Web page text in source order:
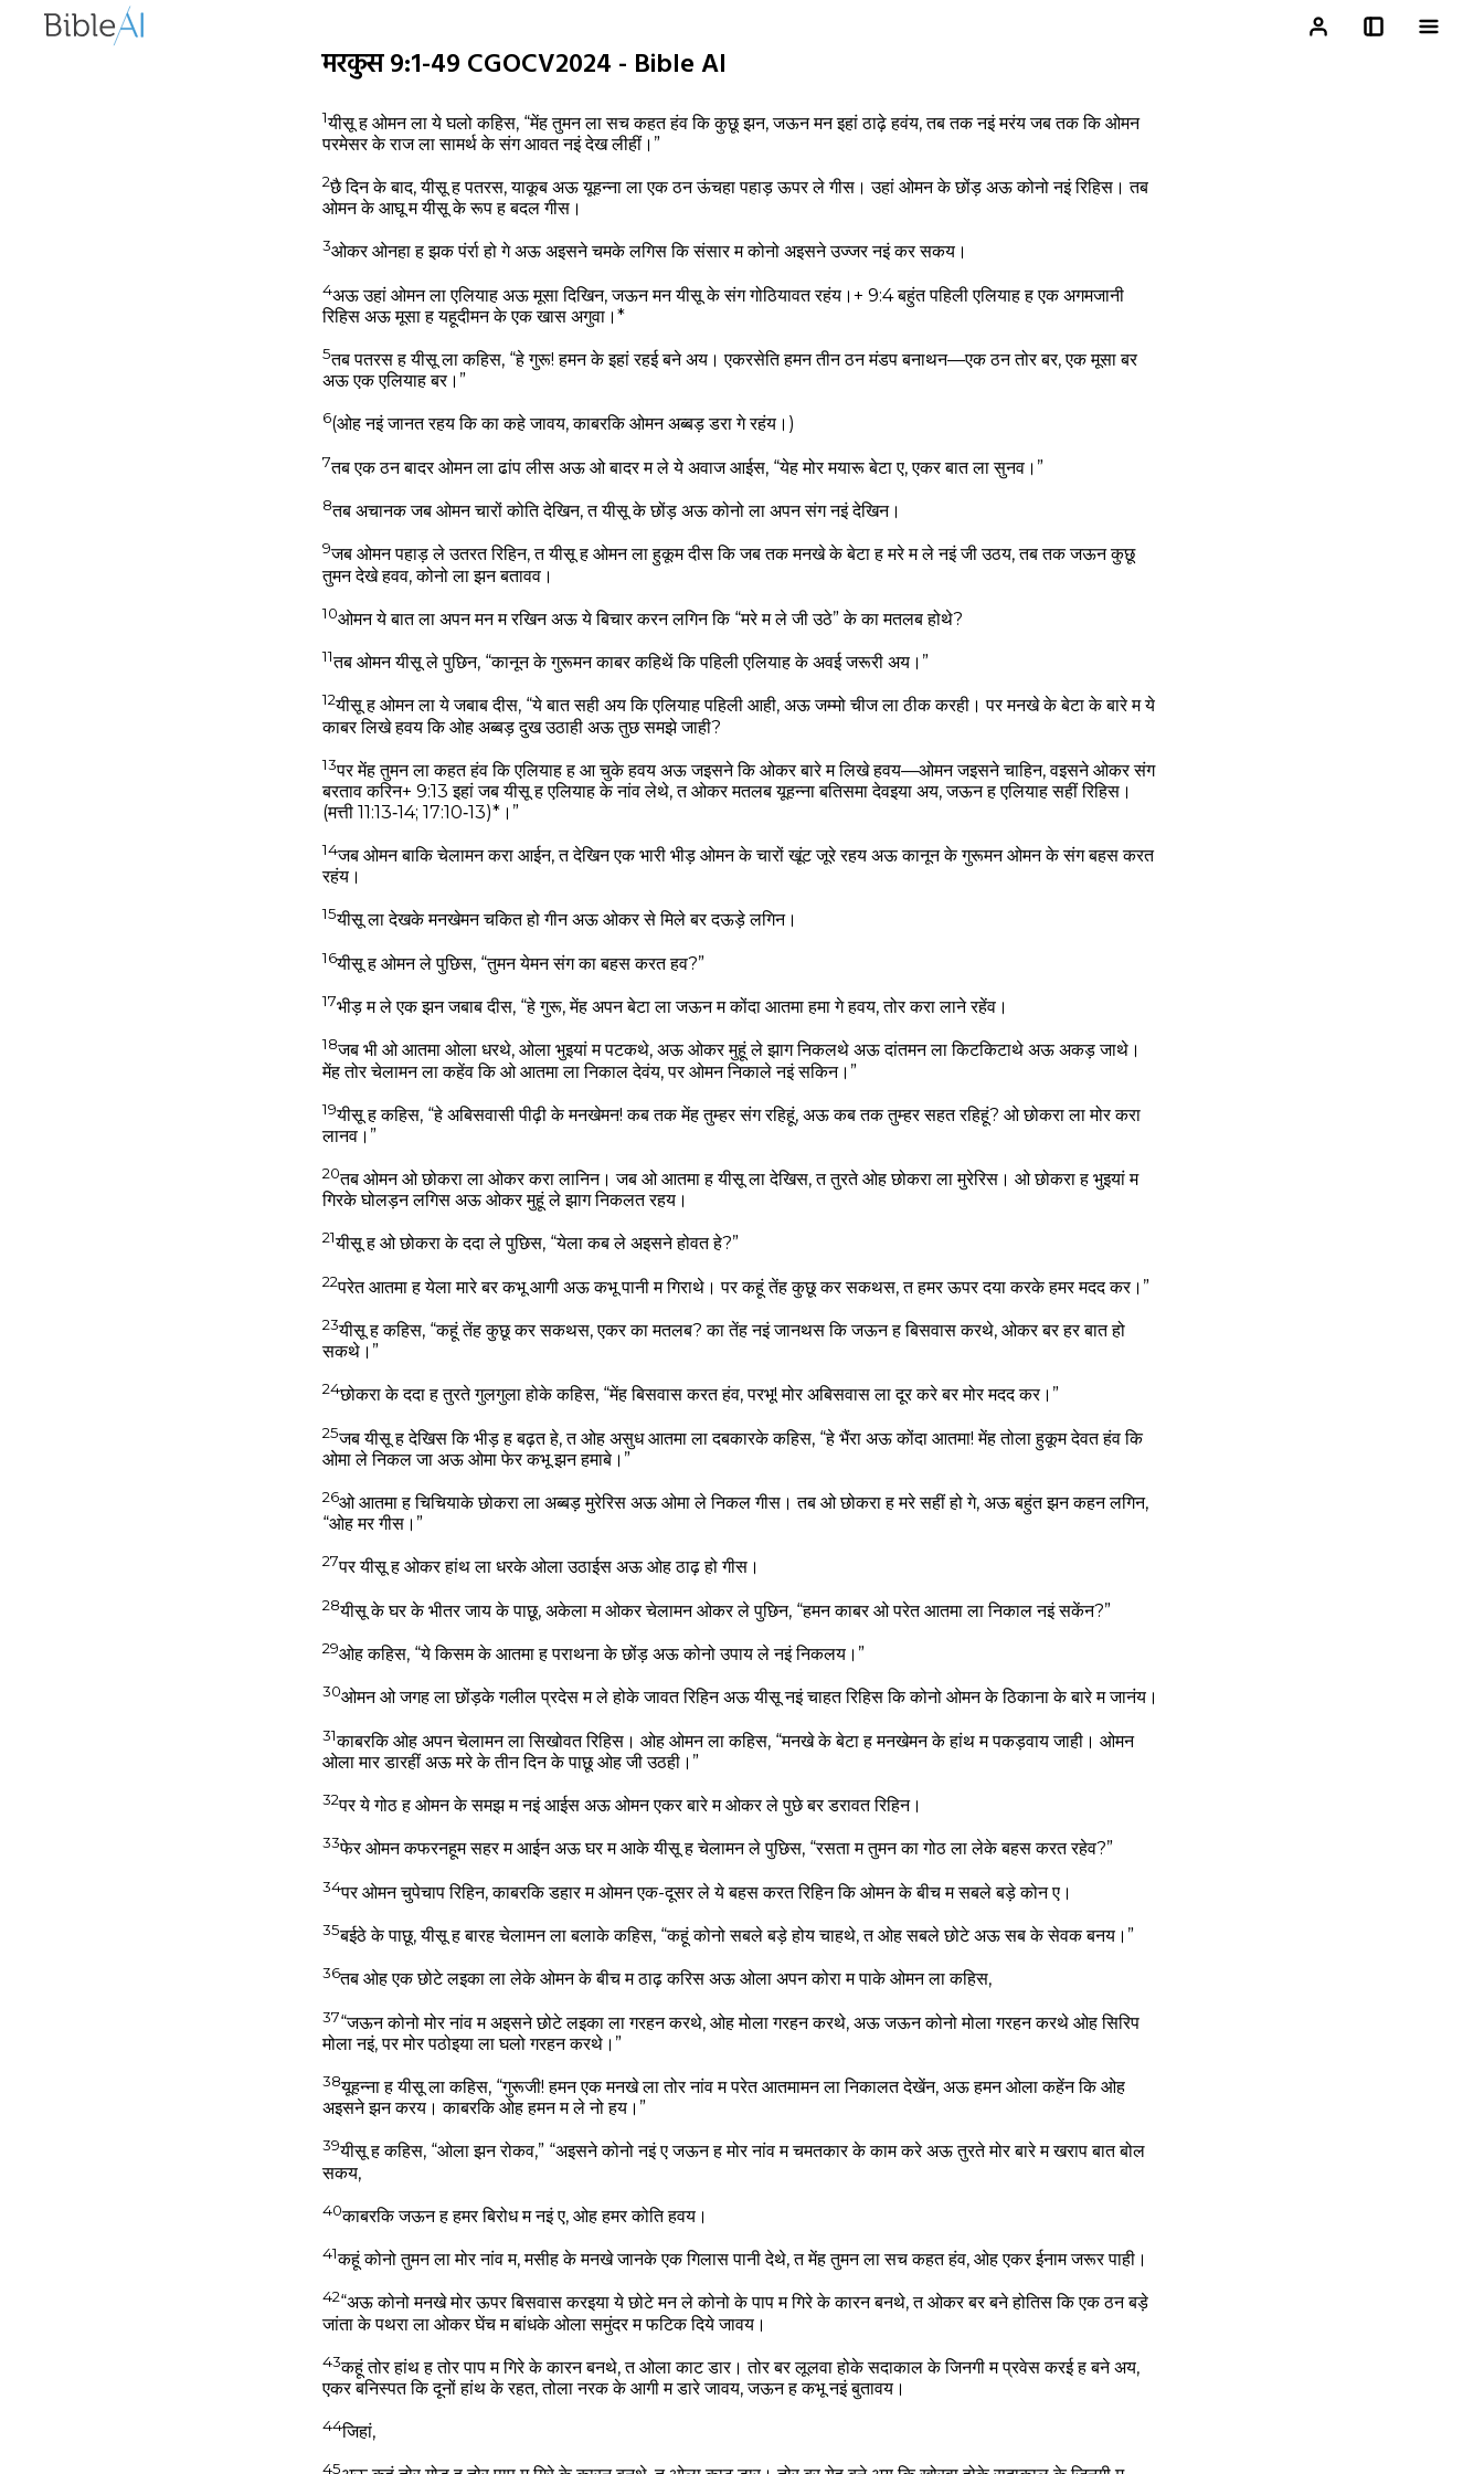
मरकुस 9:1-49 CGOCV2024 - Bible AI
1यीसू ह ओमन ला ये घलो कहिस, “मेंह तुमन ला सच कहत हंव कि कुछू झन, जऊन मन इहां ठाढ़े हवंय, तब तक नइं मरंय जब तक कि ओमन
परमेसर के राज ला सामर्थ के संग आवत नइं देख लीहीं।”
2छै दिन के बाद, यीसू ह पतरस, याकूब अऊ यूहन्ना ला एक ठन ऊंचहा पहाड़ ऊपर ले गीस। उहां ओमन के छोंड़ अऊ कोनो नइं रिहिस। तब
ओमन के आघू म यीसू के रूप ह बदल गीस।
3ओकर ओनहा ह झक पंर्रा हो गे अऊ अइसने चमके लगिस कि संसार म कोनो अइसने उज्‍जर नइं कर सकय।
4अऊ उहां ओमन ला एलियाह अऊ मूसा दिखिन, जऊन मन यीसू के संग गोठियावत रहंय।+ 9:4 बहुंत पहिली एलियाह ह एक अगमजानी
रिहिस अऊ मूसा ह यहूदीमन के एक खास अगुवा।*
5तब पतरस ह यीसू ला कहिस, “हे गुरू! हमन के इहां रहई बने अय। एकरसेति हमन तीन ठन मंडप बनाथन—एक ठन तोर बर, एक मूसा बर
अऊ एक एलियाह बर।”
6(ओह नइं जानत रहय कि का कहे जावय, काबरकि ओमन अब्बड़ डरा गे रहंय।)
7तब एक ठन बादर ओमन ला ढांप लीस अऊ ओ बादर म ले ये अवाज आईस, “येह मोर मयारू बेटा ए, एकर बात ला सुनव।”
8तब अचानक जब ओमन चारों कोति देखिन, त यीसू के छोंड़ अऊ कोनो ला अपन संग नइं देखिन।
9जब ओमन पहाड़ ले उतरत रिहिन, त यीसू ह ओमन ला हुकूम दीस कि जब तक मनखे के बेटा ह मरे म ले नइं जी उठय, तब तक जऊन कुछू
तुमन देखे हवव, कोनो ला झन बतावव।
10ओमन ये बात ला अपन मन म रखिन अऊ ये बिचार करन लगिन कि “मरे म ले जी उठे” के का मतलब होथे?
11तब ओमन यीसू ले पुछिन, “कानून के गुरूमन काबर कहिथें कि पहिली एलियाह के अवई जरूरी अय।”
12यीसू ह ओमन ला ये जबाब दीस, “ये बात सही अय कि एलियाह पहिली आही, अऊ जम्मो चीज ला ठीक करही। पर मनखे के बेटा के बारे म ये
काबर लिखे हवय कि ओह अब्बड़ दुख उठाही अऊ तुछ समझे जाही?
13पर मेंह तुमन ला कहत हंव कि एलियाह ह आ चुके हवय अऊ जइसने कि ओकर बारे म लिखे हवय—ओमन जइसने चाहिन, वइसने ओकर संग
बरताव करिन+ 9:13 इहां जब यीसू ह एलियाह के नांव लेथे, त ओकर मतलब यूहन्ना बतिसमा देवइया अय, जऊन ह एलियाह सहीं रिहिस।
(मत्ती 11:13‑14; 17:10‑13)*।”
14जब ओमन बाकि चेलामन करा आईन, त देखिन एक भारी भीड़ ओमन के चारों खूंट जूरे रहय अऊ कानून के गुरूमन ओमन के संग बहस करत
रहंय।
15यीसू ला देखके मनखेमन चकित हो गीन अऊ ओकर से मिले बर दऊड़े लगिन।
16यीसू ह ओमन ले पुछिस, “तुमन येमन संग का बहस करत हव?”
17भीड़ म ले एक झन जबाब दीस, “हे गुरू, मेंह अपन बेटा ला जऊन म कोंदा आतमा हमा गे हवय, तोर करा लाने रहेंव।
18जब भी ओ आतमा ओला धरथे, ओला भुइयां म पटकथे, अऊ ओकर मुहूं ले झाग निकलथे अऊ दांतमन ला किटकिटाथे अऊ अकड़ जाथे।
मेंह तोर चेलामन ला कहेंव कि ओ आतमा ला निकाल देवंय, पर ओमन निकाले नइं सकिन।”
19यीसू ह कहिस, “हे अबिसवासी पीढ़ी के मनखेमन! कब तक मेंह तुम्हर संग रहिहूं, अऊ कब तक तुम्हर सहत रहिहूं? ओ छोकरा ला मोर करा
लानव।”
20तब ओमन ओ छोकरा ला ओकर करा लानिन। जब ओ आतमा ह यीसू ला देखिस, त तुरते ओह छोकरा ला मुरेरिस। ओ छोकरा ह भुइयां म
गिरके घोलड़न लगिस अऊ ओकर मुहूं ले झाग निकलत रहय।
21यीसू ह ओ छोकरा के ददा ले पुछिस, “येला कब ले अइसने होवत हे?”
22परेत आतमा ह येला मारे बर कभू आगी अऊ कभू पानी म गिराथे। पर कहूं तेंह कुछू कर सकथस, त हमर ऊपर दया करके हमर मदद कर।”
23यीसू ह कहिस, “कहूं तेंह कुछू कर सकथस, एकर का मतलब? का तेंह नइं जानथस कि जऊन ह बिसवास करथे, ओकर बर हर बात हो
सकथे।”
24छोकरा के ददा ह तुरते गुलगुला होके कहिस, “मेंह बिसवास करत हंव, परभू! मोर अबिसवास ला दूर करे बर मोर मदद कर।”
25जब यीसू ह देखिस कि भीड़ ह बढ़त हे, त ओह असुध आतमा ला दबकारके कहिस, “हे भैंरा अऊ कोंदा आतमा! मेंह तोला हुकूम देवत हंव कि
ओमा ले निकल जा अऊ ओमा फेर कभू झन हमाबे।”
26ओ आतमा ह चिचियाके छोकरा ला अब्बड़ मुरेरिस अऊ ओमा ले निकल गीस। तब ओ छोकरा ह मरे सहीं हो गे, अऊ बहुंत झन कहन लगिन,
“ओह मर गीस।”
27पर यीसू ह ओकर हांथ ला धरके ओला उठाईस अऊ ओह ठाढ़ हो गीस।
28यीसू के घर के भीतर जाय के पाछू, अकेला म ओकर चेलामन ओकर ले पुछिन, “हमन काबर ओ परेत आतमा ला निकाल नइं सकेंन?”
29ओह कहिस, “ये किसम के आतमा ह पराथना के छोंड़ अऊ कोनो उपाय ले नइं निकलय।”
30ओमन ओ जगह ला छोंड़के गलील प्रदेस म ले होके जावत रिहिन अऊ यीसू नइं चाहत रिहिस कि कोनो ओमन के ठिकाना के बारे म जानंय।
31काबरकि ओह अपन चेलामन ला सिखोवत रिहिस। ओह ओमन ला कहिस, “मनखे के बेटा ह मनखेमन के हांथ म पकड़वाय जाही। ओमन
ओला मार डारहीं अऊ मरे के तीन दिन के पाछू ओह जी उठही।”
32पर ये गोठ ह ओमन के समझ म नइं आईस अऊ ओमन एकर बारे म ओकर ले पुछे बर डरावत रिहिन।
33फेर ओमन कफरनहूम सहर म आईन अऊ घर म आके यीसू ह चेलामन ले पुछिस, “रसता म तुमन का गोठ ला लेके बहस करत रहेव?”
34पर ओमन चुपेचाप रिहिन, काबरकि डहार म ओमन एक-दूसर ले ये बहस करत रिहिन कि ओमन के बीच म सबले बड़े कोन ए।
35बईठे के पाछू, यीसू ह बारह चेलामन ला बलाके कहिस, “कहूं कोनो सबले बड़े होय चाहथे, त ओह सबले छोटे अऊ सब के सेवक बनय।”
36तब ओह एक छोटे लइका ला लेके ओमन के बीच म ठाढ़ करिस अऊ ओला अपन कोरा म पाके ओमन ला कहिस,
37“जऊन कोनो मोर नांव म अइसने छोटे लइका ला गरहन करथे, ओह मोला गरहन करथे, अऊ जऊन कोनो मोला गरहन करथे ओह सिरिप
मोला नइं, पर मोर पठोइया ला घलो गरहन करथे।”
38यूहन्ना ह यीसू ला कहिस, “गुरूजी! हमन एक मनखे ला तोर नांव म परेत आतमामन ला निकालत देखेंन, अऊ हमन ओला कहेंन कि ओह
अइसने झन करय। काबरकि ओह हमन म ले नो हय।”
39यीसू ह कहिस, “ओला झन रोकव,” “अइसने कोनो नइं ए जऊन ह मोर नांव म चमतकार के काम करे अऊ तुरते मोर बारे म खराप बात बोल
सकय,
40काबरकि जऊन ह हमर बिरोध म नइं ए, ओह हमर कोति हवय।
41कहूं कोनो तुमन ला मोर नांव म, मसीह के मनखे जानके एक गिलास पानी देथे, त मेंह तुमन ला सच कहत हंव, ओह एकर ईनाम जरूर पाही।
42“अऊ कोनो मनखे मोर ऊपर बिसवास करइया ये छोटे मन ले कोनो के पाप म गिरे के कारन बनथे, त ओकर बर बने होतिस कि एक ठन बड़े
जांता के पथरा ला ओकर घेंच म बांधके ओला समुंदर म फटिक दिये जावय।
43कहूं तोर हांथ ह तोर पाप म गिरे के कारन बनथे, त ओला काट डार। तोर बर लूलवा होके सदाकाल के जिनगी म प्रवेस करई ह बने अय,
एकर बनिस्पत कि दूनों हांथ के रहत, तोला नरक के आगी म डारे जावय, जऊन ह कभू नइं बुतावय।
44जिहां,
45